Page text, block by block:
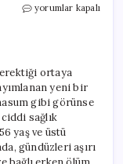
Gündüz
Ölüm
Riskini
Ortaya
Koyuyor
için
yorumlar kapalı
ortaya
yeni bir
gibi görünse
sağlık
yaş ve üstü
gündüzleri aşırı